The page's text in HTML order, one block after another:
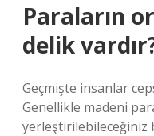
Paraların
delik
Geçmişte insanlar
Genellikle madeni
yerleştirilebileceğiniz